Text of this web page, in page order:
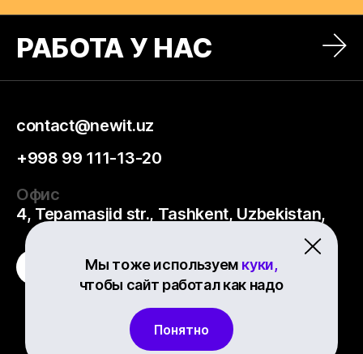
РАБОТА У НАС
contact@newit.uz
+998 99 111-13-20
Офис
4, Tepamasjid str., Tashkent, Uzbekistan,
Мы тоже используем куки,
чтобы сайт работал как надо
Понятно